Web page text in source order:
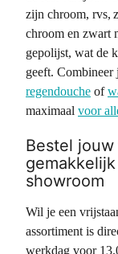
zijn chroom, rvs,
chroom en zwart
gepolijst, wat de
geeft. Combineer
regendouche of
maximaal voor
Bestel
showroom
Wil je een
assortiment is
werkdag voor